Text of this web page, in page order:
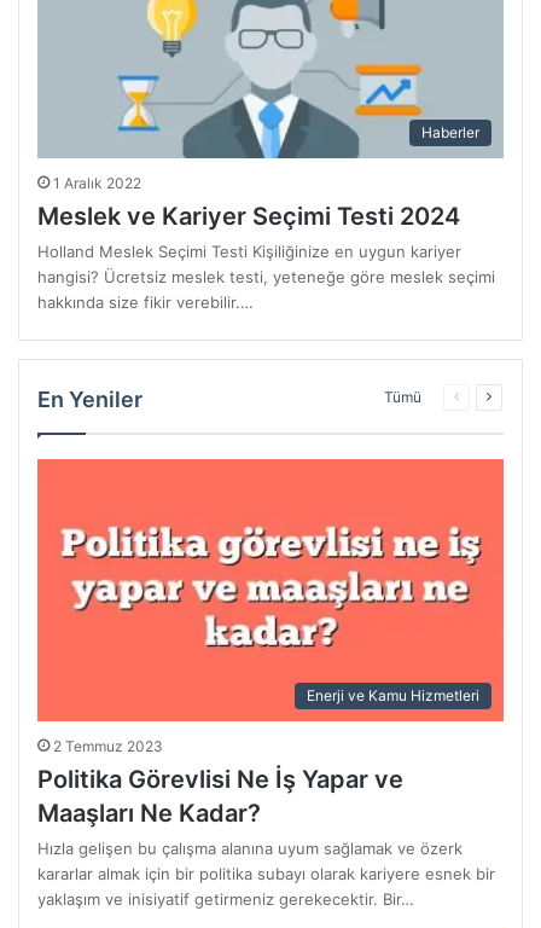
Haberler
1 Aralık 2022
Meslek ve Kariyer Seçimi Testi 2024
Holland Meslek Seçimi Testi Kişiliğinize en uygun kariyer
hangisi? Ücretsiz meslek testi, yeteneğe göre meslek seçimi
hakkında size fikir verebilir.…
En Yeniler Tümü
ÖncekiSonraki
Enerji ve Kamu Hizmetleri
2 Temmuz 2023
Politika Görevlisi Ne İş Yapar ve
Maaşları Ne Kadar?
Hızla gelişen bu çalışma alanına uyum sağlamak ve özerk
kararlar almak için bir politika subayı olarak kariyere esnek bir
yaklaşım ve inisiyatif getirmeniz gerekecektir. Bir…